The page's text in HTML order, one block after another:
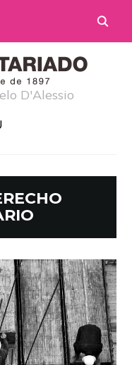
D'Alessio